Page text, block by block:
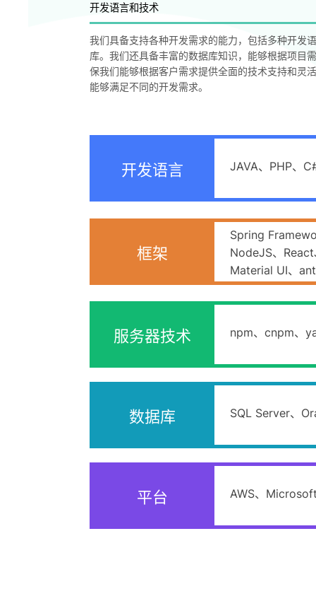
开发语言和技术
我们具备支持各种开发需求的能力，包括多种开发
库。我们还具备丰富的数据库知识，能够根据项目
保我们能够根据客户需求提供全面的技术支持和灵
能够满足不同的开发需求。
开发语言 JAVA、PHP、
框架
Spring
NodeJS、
Material UI、
服务器技术 npm、cnpm、
数据库 SQL Server、
平台 AWS、